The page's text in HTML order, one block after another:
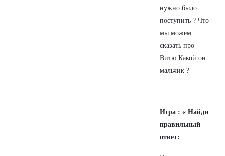
нужно было
поступить ? Что
мы можем
сказать про
Витю Какой он
мальчик ?
Игра : « Найди
правильный
ответ: